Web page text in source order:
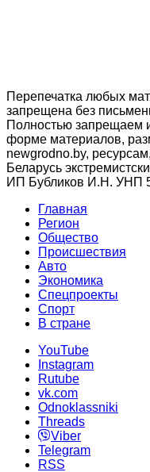
Перепечатка любых
запрещена без
Полностью запрещаем
форме материалов,
newgrodno.by,
Беларусь
ИП Бубликов И.Н. УНП
Главная
Регион
Общество
Происшествия
Авто
Экономика
Спецпроекты
Cпорт
В стране
YouTube
Instagram
Rutube
vk.com
Odnoklassniki
Threads
Viber
Telegram
RSS